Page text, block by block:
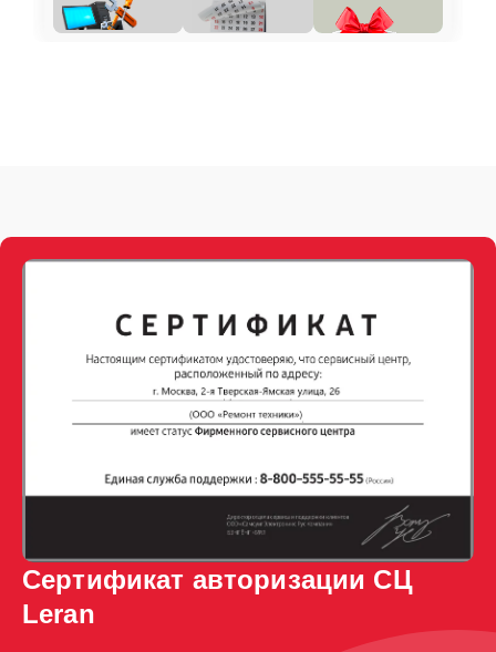
Сертификат авторизации СЦ
Leran